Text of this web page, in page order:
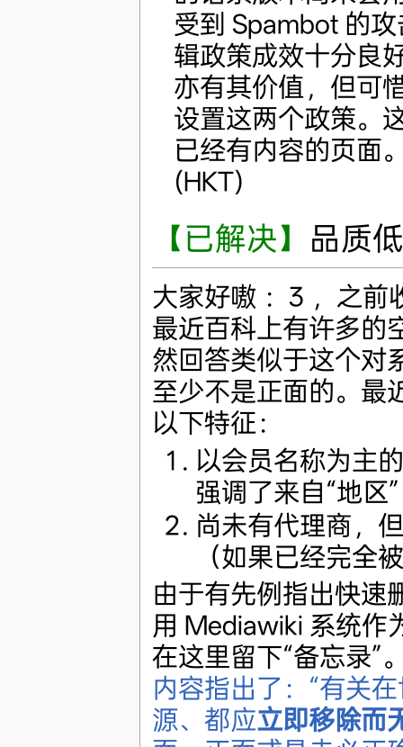
受到 Spambot 的
辑政策成效十分良
亦有其价值，但可
设置这两个政策。
已经有内容的页面
(HKT)
【已解决】 品质
大家好嗷 ：3 ，之前
最近百科上有许多的
然回答类似于这个对
至少不是正面的。最
以下特征：
以会员名称为主
强调了来自“地区
尚未有代理商，
（如果已经完全
由于有先例指出快速
用 Mediawiki 系统作
在这里留下“备忘录”
内容指出了：“有关
源、都应立即移除而